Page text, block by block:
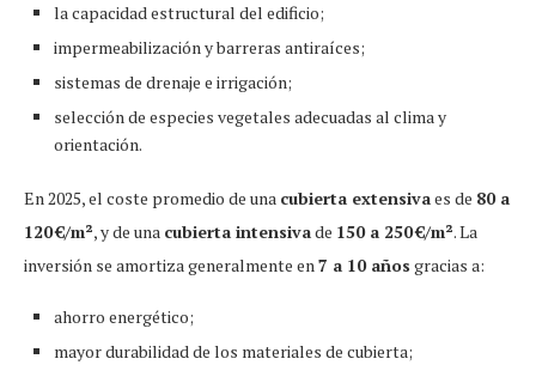
la capacidad estructural del edificio;
impermeabilización y barreras antiraíces;
sistemas de drenaje e irrigación;
selección de especies vegetales adecuadas al clima y
orientación.
En 2025, el coste promedio de una cubierta extensivaes de 80 a
120 €/m², y de una cubierta intensivade 150 a 250 €/m². La
inversión se amortiza generalmente en7 a 10 años gracias a:
ahorro energético;
mayor durabilidad de los materiales de cubierta;